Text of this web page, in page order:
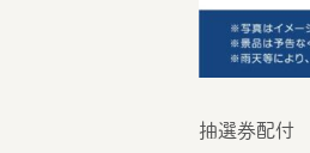
抽選券配付